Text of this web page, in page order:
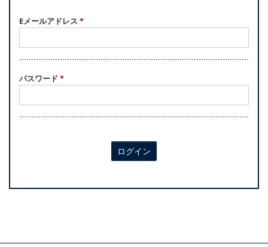
Eメールアドレス *
パスワード *
ログイン